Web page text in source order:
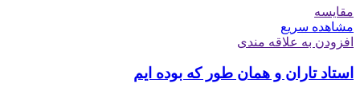
مقایسه
مشاهده سریع
افزودن به علاقه مندی
استاد تاران و همان طور که بوده ایم